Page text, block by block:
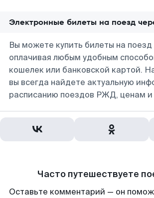
Электронные билеты на поезд
Вы можете купить билеты на поезд
оплачивая любым удобным
кошелек или банковской картой.
вы всегда найдете актуальную
расписанию поездов РЖД, ценам и
Часто путешествуете
Оставьте комментарий — он